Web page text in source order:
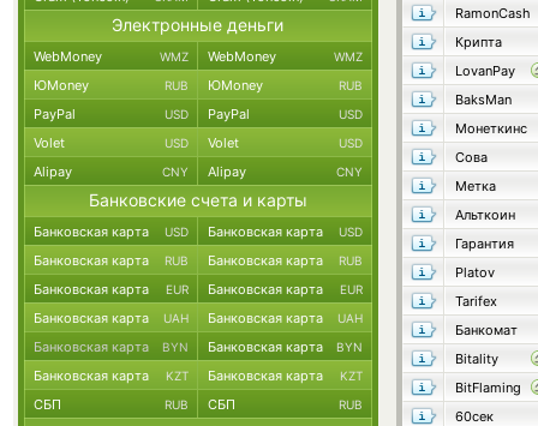
RamonCash
Крипта
LovanPay
BaksMan
Монеткинс
Сова
Метка
Альткоин
Гарантия
Platov
Tarifex
Банкомат
Bitality
BitFlaming
60сек
Электронные деньги
WebMoney WMZ WebMoney WMZ
ЮMoney RUB ЮMoney RUB
PayPal USD PayPal USD
Volet USD Volet USD
Alipay CNY Alipay CNY
Банковские счета и карты
Банковская карта USD Банковская карта USD
Банковская карта RUB Банковская карта RUB
Банковская карта EUR Банковская карта EUR
Банковская карта UAH Банковская карта UAH
Банковская карта BYN Банковская карта BYN
Банковская карта KZT Банковская карта KZT
СБП RUB СБП RUB